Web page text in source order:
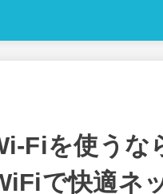
Fiを使うな
で快適ネ